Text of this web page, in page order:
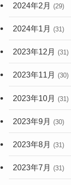
2024年2月 (29)
2024年1月 (31)
2023年12月 (31)
2023年11月 (30)
2023年10月 (31)
2023年9月 (30)
2023年8月 (31)
2023年7月 (31)